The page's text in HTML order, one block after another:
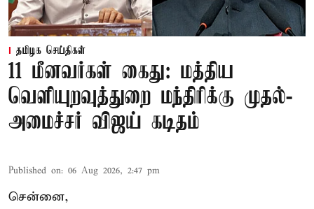
தமிழக செய்திகள்
11 மீனவர்கள் கைது: மத்திய
வெளியுறவுத்துறை மந்திரிக்கு முதல்-
அமைச்சர் விஜய் கடிதம்
Published on: 06 Aug 2026, 2:47 pm
சென்னை,